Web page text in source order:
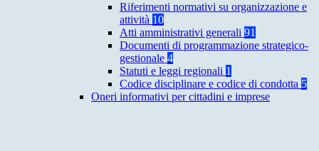
Riferimenti normativi su organizzazione e
attività 10
Atti amministrativi generali 91
Documenti di programmazione strategico-
gestionale 4
Statuti e leggi regionali 1
Codice disciplinare e codice di condotta 5
Oneri informativi per cittadini e imprese